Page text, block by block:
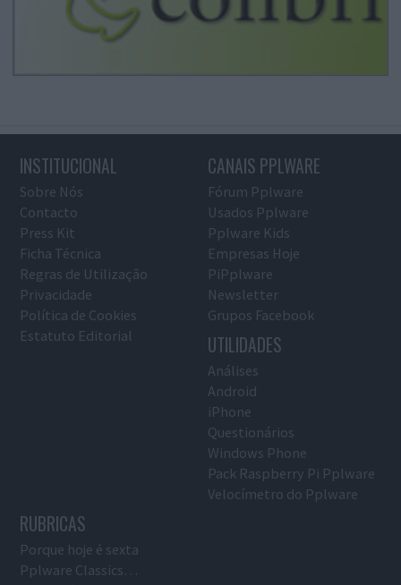
INSTITUCIONAL
Sobre Nós
Contacto
Press Kit
Ficha Técnica
Regras de Utilização
Privacidade
Política de Cookies
Estatuto Editorial
CANAIS PPLWARE
Fórum Pplware
Usados Pplware
Pplware Kids
Empresas Hoje
PiPplware
Newsletter
Grupos Facebook
UTILIDADES
Análises
Android
iPhone
Questionários
Windows Phone
Pack Raspberry Pi Pplware
Velocímetro do Pplware
RUBRICAS
Porque hoje é sexta
Pplware Classics…